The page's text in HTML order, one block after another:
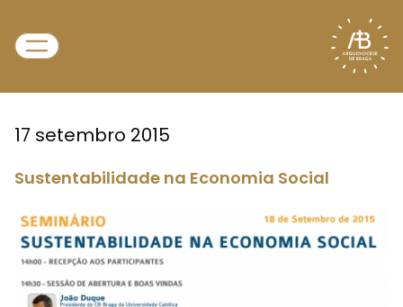
17 setembro 2015
Sustentabilidade na Economia Social